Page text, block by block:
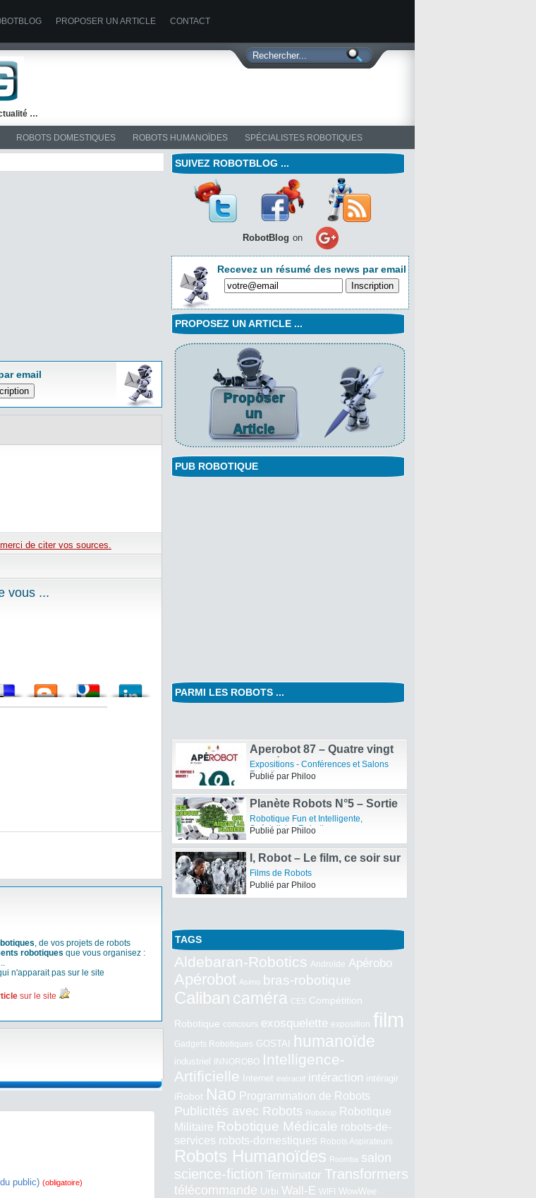
PROPOSER UN ARTICLE CONTACT
…
ROBOTS DOMESTIQUES ROBOTS HUMANOÏDES SPÉCIALISTES ROBOTIQUES
email
de citer vos sources.
vous ...
, de vos projets de robots
robotiques que vous organisez :
n'apparait pas sur le site
sur le site
public) (obligatoire)
SUIVEZ ROBOTBLOG ...
RobotBlog on
Recevez un résumé des news par email
PROPOSEZ UN ARTICLE ...
PUB ROBOTIQUE
PARMI LES ROBOTS ...
20ème festival ARTEC
Publié par Philoo
Aperobot 87 – Quatre vingt
septième Edition de la
Rencontre mensuelle des
passionnés de Robotique
Robotiques
Publié par Philoo
Planète Robots N°5 – Sortie
du Magazine
Spécialistes Robotiques
Publié par Philoo
I, Robot – Le film, ce soir sur
TAGS
Aldebaran-Robotics Androïde Apérobo
Apérobot Asimo bras-robotique
Caliban caméra CES Compétition
Robotique concours exosquelette exposition film
Gadgets Robotiques GOSTAI humanoïde
industriel INNOROBO Intelligence-
Artificielle
Internet intéractif intéraction intéragir
iRobot Nao Programmation de Robots
Publicités avec Robots Robocup
Robotique
Militaire Robotique Médicale robots-de-
services robots-domestiques Robots Aspirateurs
Robots Humanoïdes Roomba salon
science-fiction Terminator Transformers
télécommande Urbi Wall-E WIFI WowWee